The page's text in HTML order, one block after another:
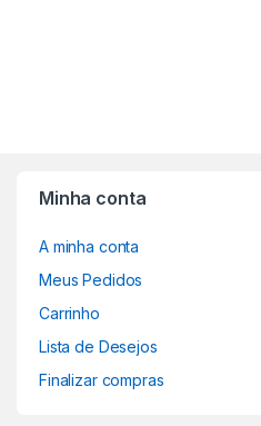
Minha conta
A minha conta
Meus Pedidos
Carrinho
Lista de Desejos
Finalizar compras